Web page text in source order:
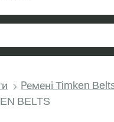
Ремені Timken
BELTS